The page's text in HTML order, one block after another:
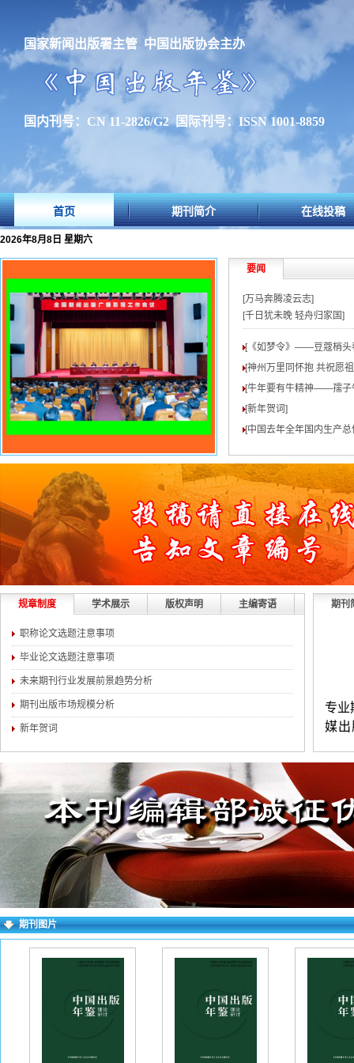
国家新闻出版署主管 中国出版协会主办
国内刊号：CN 11-2826/G2 国际刊号：ISSN 1001-8859
首页 期刊简介 在线投稿
2026年8月8日 星期六
要闻
[万马奔腾凌云志]
[千日犹未晚 轻舟归家国]
[《如梦令》——豆蔻梢头
[神州万里同怀抱 共祝愿
[牛年要有牛精神——孺子
[新年贺词]
[中国去年全年国内生产
规章制度 学术展示 版权声明 主编寄语
职称论文选题注意事项
毕业论文选题注意事项
未来期刊行业发展前景趋势分析
期刊出版市场规模分析
新年贺词
期刊
专业
媒
练，
（3
介。
对录
右上
失败
如
期刊图片